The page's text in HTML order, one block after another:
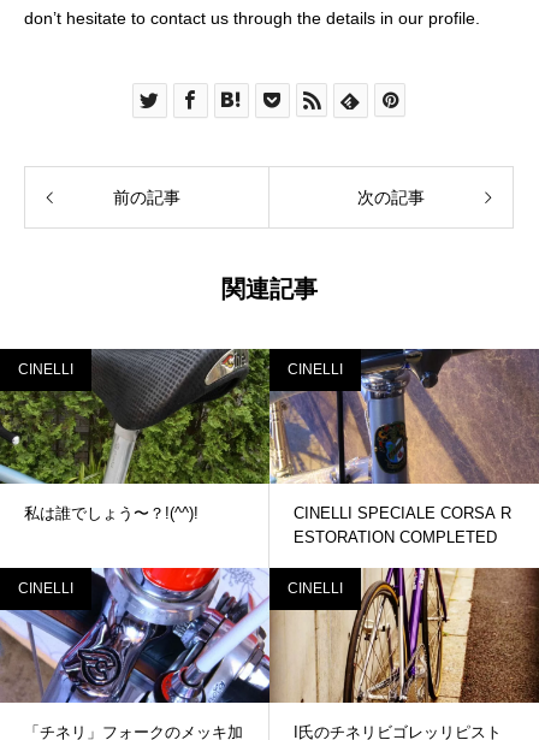
don’t hesitate to contact us through the details in our profile.
前の記事 次の記事
関連記事
CINELLI
私は誰でしょう〜？!(^^)!
CINELLI
CINELLI SPECIALE CORSA R
ESTORATION COMPLETED
CINELLI
「チネリ」フォークのメッキ加
CINELLI
I氏のチネリビゴレッリピスト